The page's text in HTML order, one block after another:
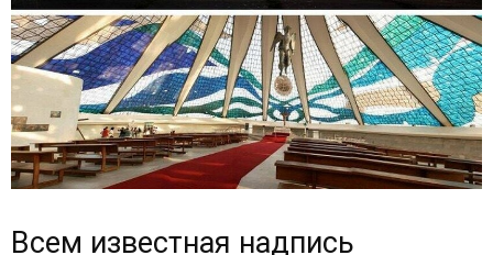
Всем известная надпись